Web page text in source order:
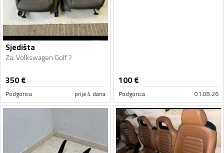
Sjedišta
Za:Volkswagen Golf 7
350€
Podgorica prije 4 dana
100€
Podgorica 01.08.26